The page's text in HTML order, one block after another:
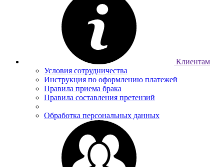
Клиентам
Условия сотрудничества
Инструкция по оформлению платежей
Правила приема брака
Правила составления претензий
Обработка персональных данных